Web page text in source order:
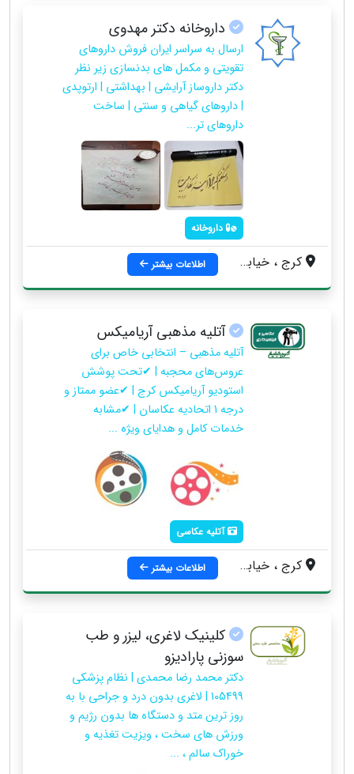
داروخانه دکتر مهدوی
ارسال به سراسر ایران فروش داروهای
تقویتی و مکمل های بدنسازی زیر نظر
دکتر داروساز آرایشی | بهداشتی | ارتوپدی
| داروهای گیاهی و سنتی | ساخت
داروهای تر...
داروخانه
کرج ، خیابان درختي ، قبل از خیابان پنجم ، پلاک 241 ، روبروی بانک مسکن اطلاعات بیشتر
آتلیه مذهبی آریامیکس
آتلیه مذهبی – انتخابی خاص برای
عروس‌های محجبه | ✔تحت پوشش
استودیو آریامیکس کرج | ✔عضو ممتاز و
درجه 1 اتحادیه عکاسان | ✔مشابه
خدمات کامل و هدایای ویژه ...
آتلیه عکاسی
کرج ، خیابان درختی ، بین بلوار حدادی و 45 متری گلشهر ، بعد از لاله ، روبروی بیمه کارآفرین ، **استودیو آریامیکس** اطلاعات بیشتر
کلینیک لاغری، لیزر و طب
سوزنی پارادیزو
دکتر محمد رضا محمدی | نظام پزشکی
105499 | لاغری بدون درد و جراحی با به
روز ترین متد و دستگاه ها بدون رژیم و
ورزش های سخت ، ویزیت تغذیه و
خوراک سالم ، ...